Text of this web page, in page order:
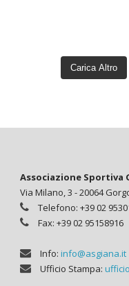
Carica Altro
Associazione Sportiva
Via Milano, 3 - 20064
Telefono: +39 02
Fax: +39 02 95158916
Info: info@asgiana.it
Ufficio Stampa: